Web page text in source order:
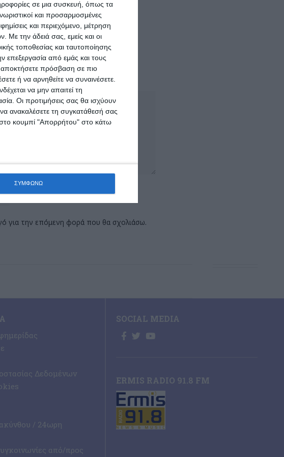
σε μια συσκευή, όπως τα
και προσαρμοσμένες
και περιεχόμενο, μέτρηση
Με την άδειά σας, εμείς και οι
τοποθεσίας και ταυτοποίησης
επεξεργασία από εμάς και τους
πρόσβαση σε πιο
ή να αρνηθείτε να συναινέσετε.
να μην απαιτεί τη
Οι προτιμήσεις σας θα ισχύουν
ανακαλέσετε τη συγκατάθεσή σας
στο κουμπί "Απορρήτου" στο κάτω
ΣΥΜΦΩΝΩ
την ευρύτερη έννοιά της.
για την επόμενη φορά που θα σχολιάσω.
Δεδομένων
/ 24ωρη
από/προς
SOCIAL MEDIA
ERMIS RADIO 91.8 FM